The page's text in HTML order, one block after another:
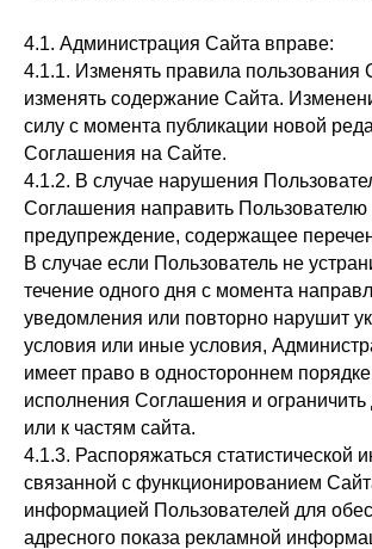
4.1. Администрация Сайта вправе:
4.1.1. Изменять правила пользования
изменять содержание Сайта.
силу с момента публикации новой
Соглашения на Сайте.
4.1.2. В случае нарушения
Соглашения направить Пользователю
предупреждение, содержащее
В случае если Пользователь не
течение одного дня с момента
уведомления или повторно нарушит
условия или иные условия,
имеет право в одностороннем порядке
исполнения Соглашения и ограничить
или к частям сайта.
4.1.3. Распоряжаться статистической
связанной с функционированием
информацией Пользователей для
адресного показа рекламной